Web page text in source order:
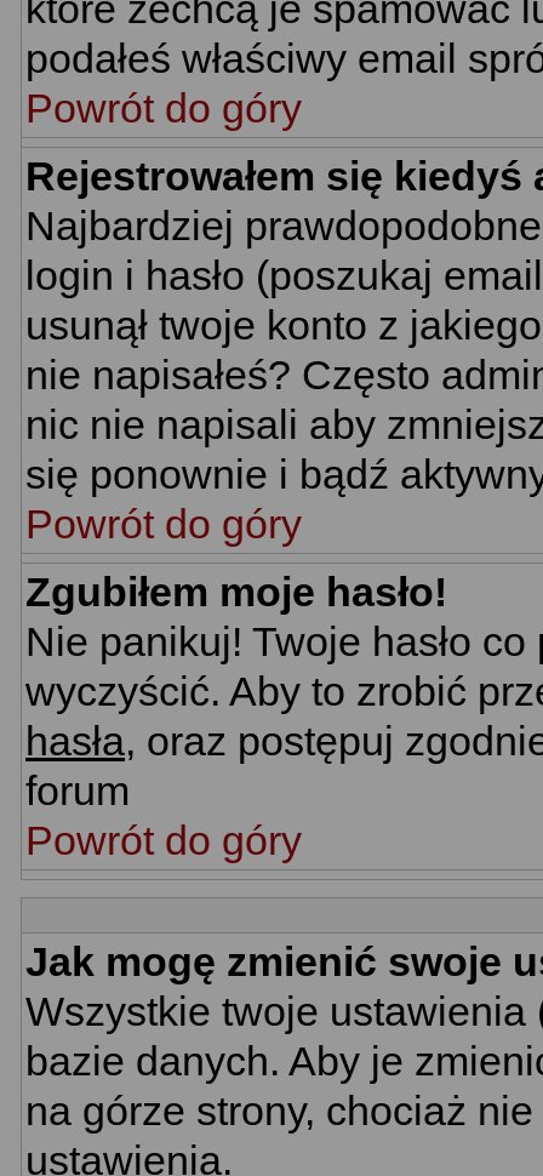
podałeś właściwy email
Powrót do góry
Rejestrowałem się
Najbardziej
login i hasło (poszukaj
usunął twoje konto z
nie napisałeś? Często
nic nie napisali aby
się ponownie i bądź
Powrót do góry
Zgubiłem moje hasło!
Nie panikuj! Twoje hasło
wyczyścić. Aby to zrobić
hasła, oraz postępuj
forum
Powrót do góry
Jak mogę zmienić swoje
Wszystkie twoje
bazie danych. Aby je
na górze strony, chociaż
ustawienia.